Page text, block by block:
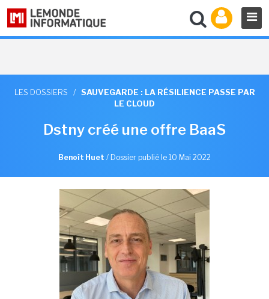
LES DOSSIERS / SAUVEGARDE : LA RÉSILIENCE PASSE PAR
LE CLOUD
Dstny créé une offre BaaS
Benoît Huet / Dossier publié le 10 Mai 2022